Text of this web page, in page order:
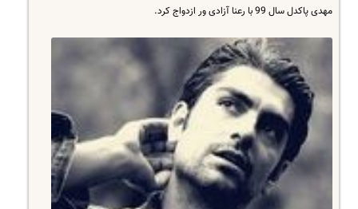
مهدی پاکدل سال 99 با رعنا آزادی ور ازدواج کرد.